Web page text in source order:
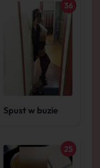
Spust w buzie
36
25